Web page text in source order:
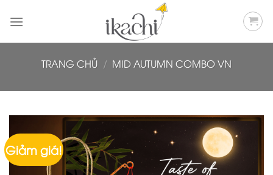
qua
TRANG CHỦ / MID AUTUMN COMBO VN
Giảm giá!